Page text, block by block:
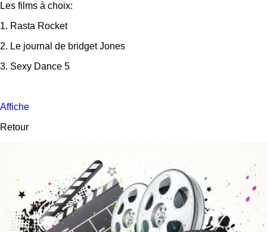
Les films à choix:
1. Rasta Rocket
2. Le journal de bridget Jones
3. Sexy Dance 5
Affiche
Retour